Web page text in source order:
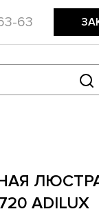
63
ADILUX